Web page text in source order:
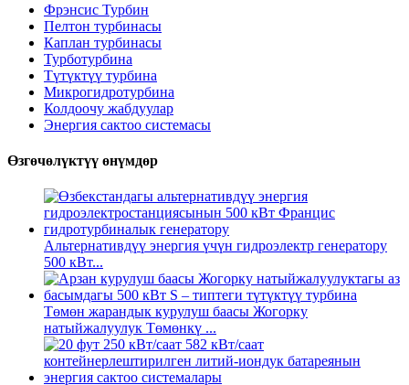
Фрэнсис Турбин
Пелтон турбинасы
Каплан турбинасы
Турботурбина
Түтүктүү турбина
Микрогидротурбина
Колдоочу жабдуулар
Энергия сактоо системасы
Өзгөчөлүктүү өнүмдөр
Альтернативдүү энергия үчүн гидроэлектр генератору
500 кВт...
Төмөн жарандык курулуш баасы Жогорку
натыйжалуулук Төмөнкү ...